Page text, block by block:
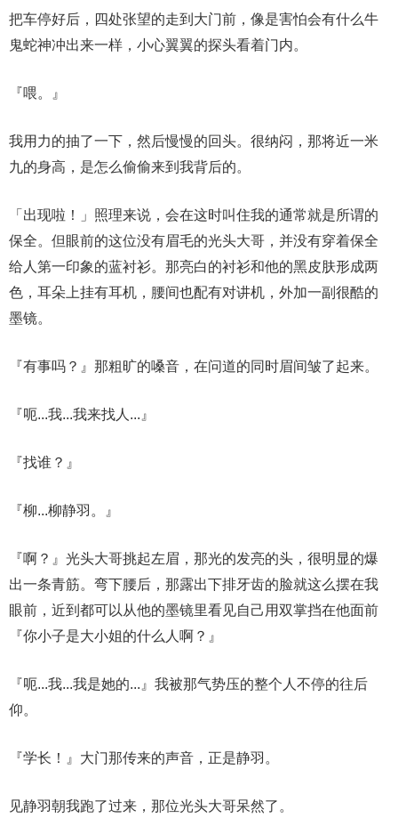
把车停好后，四处张望的走到大门前，像是害怕会有什么牛
鬼蛇神冲出来一样，小心翼翼的探头看着门内。
『喂。』
我用力的抽了一下，然后慢慢的回头。很纳闷，那将近一米
九的身高，是怎么偷偷来到我背后的。
「出现啦！」照理来说，会在这时叫住我的通常就是所谓的
保全。但眼前的这位没有眉毛的光头大哥，并没有穿着保全
给人第一印象的蓝衬衫。那亮白的衬衫和他的黑皮肤形成两
色，耳朵上挂有耳机，腰间也配有对讲机，外加一副很酷的
墨镜。
『有事吗？』那粗旷的嗓音，在问道的同时眉间皱了起来。
『呃...我...我来找人...』
『找谁？』
『柳...柳静羽。』
『啊？』光头大哥挑起左眉，那光的发亮的头，很明显的爆
出一条青筋。弯下腰后，那露出下排牙齿的脸就这么摆在我
眼前，近到都可以从他的墨镜里看见自己用双掌挡在他面前
『你小子是大小姐的什么人啊？』
『呃...我...我是她的...』我被那气势压的整个人不停的往后
仰。
『学长！』大门那传来的声音，正是静羽。
见静羽朝我跑了过来，那位光头大哥呆然了。